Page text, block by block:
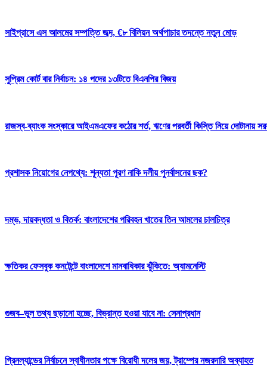
সাইপ্রাসে এস আলমের সম্পত্তি জব্দ, €৮ বিলিয়ন অর্থপাচার তদন্তে নতুন মোড়
সুপ্রিম কোর্ট বার নির্বাচন: ১৪ পদের ১৩টিতে বিএনপির বিজয়
রাজস্ব-ব্যাংক সংস্কারে আইএমএফের কঠোর শর্ত, ঋণের পরবর্তী কিস্তি নিয়ে দোটানায়
প্রশাসক নিয়োগের নেপথ্যে: শূন্যতা পূরণ নাকি দলীয় পুনর্বাসনের ছক?
দম্ভ, দায়বদ্ধতা ও বিতর্ক: বাংলাদেশের পরিবহন খাতের তিন আমলের চালচিত্র
ক্ষতিকর ফেসবুক কনটেন্টে বাংলাদেশে মানবাধিকার ঝুঁকিতে: অ্যামনেস্টি
গুজব–ভুল তথ্য ছড়ানো হচ্ছে, বিভ্রান্ত হওয়া যাবে না: সেনাপ্রধান
গ্রিনল্যান্ডের নির্বাচনে স্বাধীনতার পক্ষে বিরোধী দলের জয়, ট্রাম্পের নজরদারি অব্যাহত